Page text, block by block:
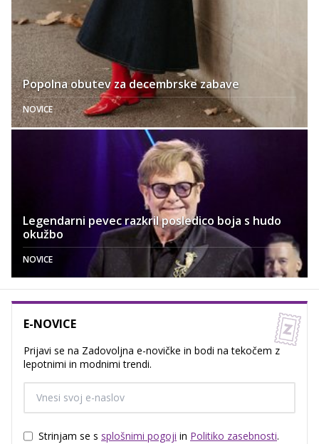
Popolna obutev za decembrske zabave
NOVICE
Legendarni pevec razkril posledico boja s hudo
okužbo
NOVICE
E-NOVICE
Prijavi se na Zadovoljna e-novičke in bodi na tekočem z
lepotnimi in modnimi trendi.
Strinjam se s splošnimi pogoji in Politiko zasebnosti.